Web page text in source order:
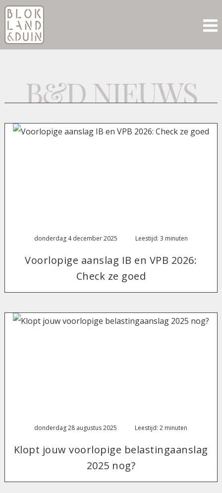
B&D NIEUWS
donderdag 4 december 2025 Leestijd: 3 minuten
Voorlopige aanslag IB en VPB 2026:
Check ze goed
donderdag 28 augustus 2025 Leestijd: 2 minuten
Klopt jouw voorlopige belastingaanslag
2025 nog?